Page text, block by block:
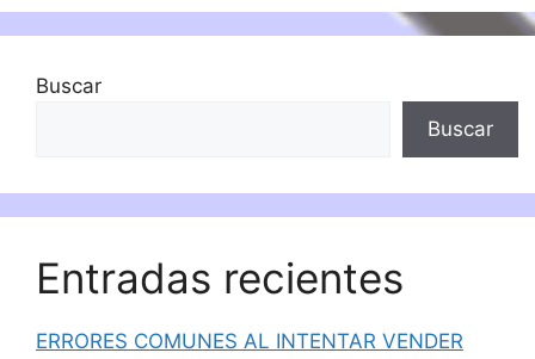
Buscar
Buscar
Entradas recientes
ERRORES COMUNES AL INTENTAR VENDER